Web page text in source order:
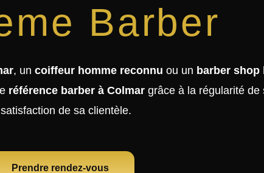
Barber
, un coiffeur homme reconnu ou un barber shop
référence barber à Colmargrâce à la régularité de
satisfaction de sa clientèle.
Prendre rendez-vous